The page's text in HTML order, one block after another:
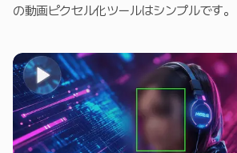
の動画ピクセル化ツールはシンプルです。